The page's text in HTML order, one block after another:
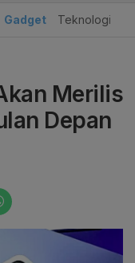
Gadget Teknologi
Merilis
Depan